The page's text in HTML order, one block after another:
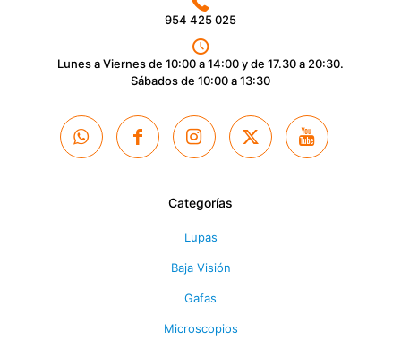
954 425 025
Lunes a Viernes de 10:00 a 14:00 y de 17.30 a 20:30.
Sábados de 10:00 a 13:30
Categorías
Lupas
Baja Visión
Gafas
Microscopios